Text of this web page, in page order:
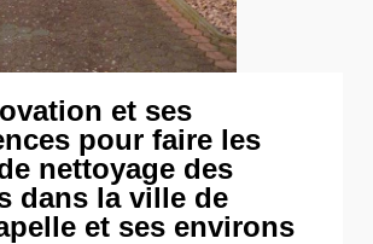
et ses
pour faire les
nettoyage des
dans la ville de
et ses environs